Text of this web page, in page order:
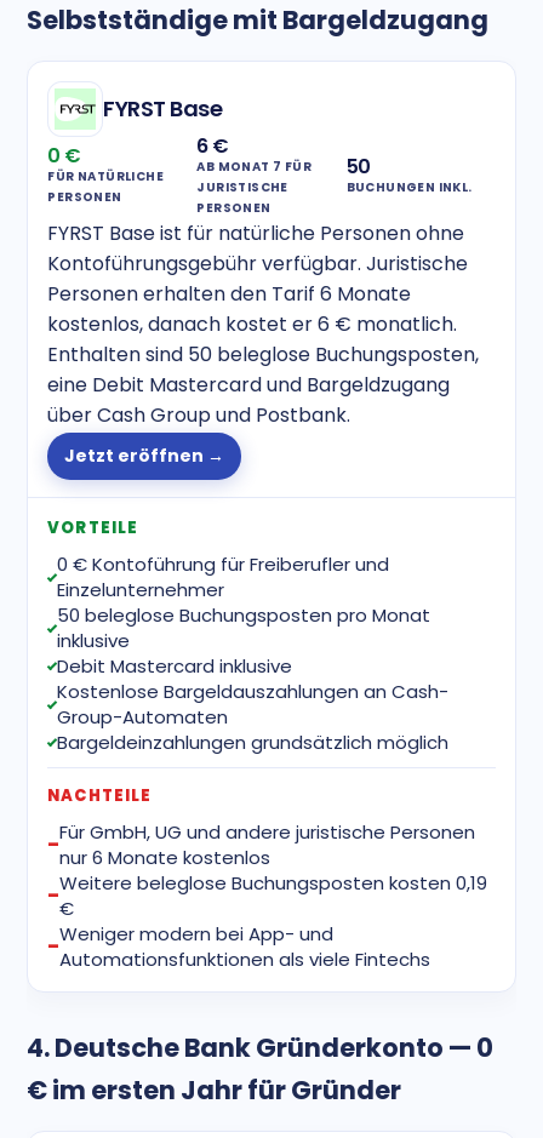
Selbstständige mit Bargeldzugang
FYRST Base
0 €
FÜR NATÜRLICHE
PERSONEN
6 €
AB MONAT 7 FÜR
JURISTISCHE
PERSONEN
50
BUCHUNGEN INKL.
FYRST Base ist für natürliche Personen ohne
Kontoführungsgebühr verfügbar. Juristische
Personen erhalten den Tarif 6 Monate
kostenlos, danach kostet er 6 € monatlich.
Enthalten sind 50 beleglose Buchungsposten,
eine Debit Mastercard und Bargeldzugang
über Cash Group und Postbank.
Jetzt eröffnen →
VORTEILE
0 € Kontoführung für Freiberufler und
Einzelunternehmer
50 beleglose Buchungsposten pro Monat
inklusive
Debit Mastercard inklusive
Kostenlose Bargeldauszahlungen an Cash-
Group-Automaten
Bargeldeinzahlungen grundsätzlich möglich
NACHTEILE
Für GmbH, UG und andere juristische Personen
nur 6 Monate kostenlos
Weitere beleglose Buchungsposten kosten 0,19
€
Weniger modern bei App- und
Automationsfunktionen als viele Fintechs
4. Deutsche Bank Gründerkonto — 0
€ im ersten Jahr für Gründer